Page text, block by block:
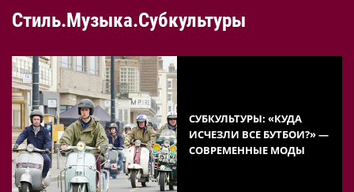
Стиль.Музыка.Субкультуры
СУБКУЛЬТУРЫ: «КУДА
ИСЧЕЗЛИ ВСЕ БУТБОИ?» —
СОВРЕМЕННЫЕ МОДЫ